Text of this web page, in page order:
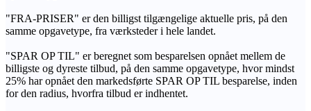
"FRA-PRISER" er den billigst tilgængelige aktuelle pris, på den
samme opgavetype, fra værksteder i hele landet.
"SPAR OP TIL" er beregnet som besparelsen opnået mellem de
billigste og dyreste tilbud, på den samme opgavetype, hvor mindst
25% har opnået den markedsførte SPAR OP TIL besparelse, inden
for den radius, hvorfra tilbud er indhentet.